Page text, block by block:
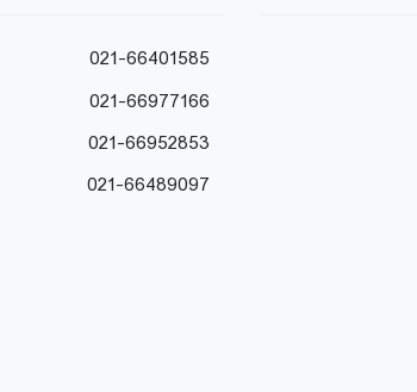
021-66401585
021-66977166
021-66952853
021-66489097